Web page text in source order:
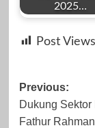
Agustus 25,
2025…
Redaksi
Post
Post
Previous:
Dukung
Fathur